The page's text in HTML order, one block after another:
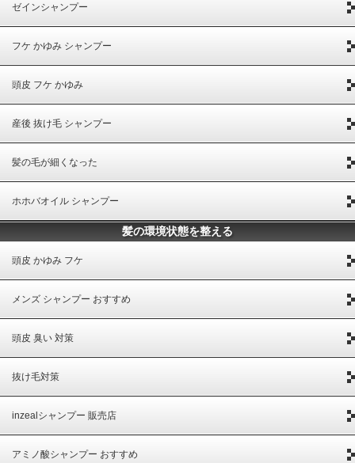
ゼインシャンプー
フケ かゆみ シャンプー
頭皮 フケ かゆみ
産後 抜け毛 シャンプー
髪の毛が細くなった
ホホバオイル シャンプー
髪の環境状態を整える
頭皮 かゆみ フケ
メンズ シャンプー おすすめ
頭皮 臭い 対策
抜け毛対策
inzealシャンプー 販売店
アミノ酸シャンプー おすすめ